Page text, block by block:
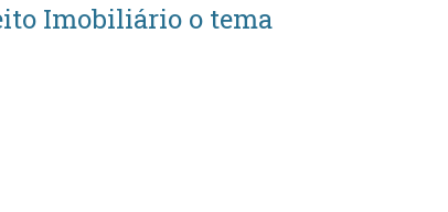
Imobiliário o tema